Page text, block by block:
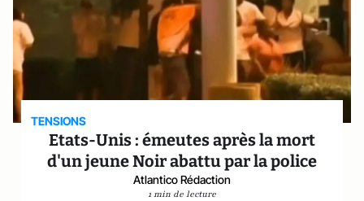
TENSIONS
Etats-Unis : émeutes après la mort
d'un jeune Noir abattu par la police
Atlantico Rédaction
1 min de lecture